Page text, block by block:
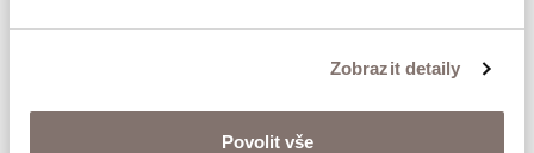
Zobrazit detaily
Povolit vše
magazine Klepy, which was secretly published
Jewish youth of České Budějovice in the years
129 Kč